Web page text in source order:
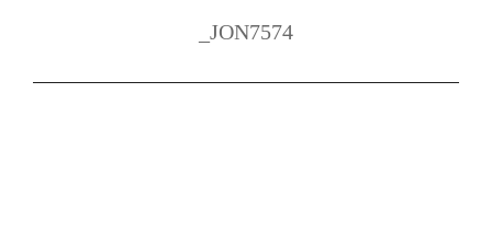
_JON7574